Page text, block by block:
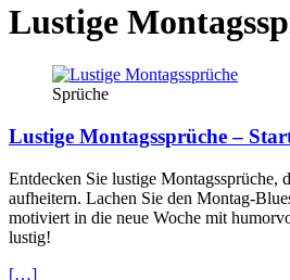
Lustige
Sprüche
Lustige Montagssprüche –
Entdecken Sie lustige Montagssprüche,
aufheitern. Lachen Sie den Montag-
motiviert in die neue Woche mit
lustig!
[…]